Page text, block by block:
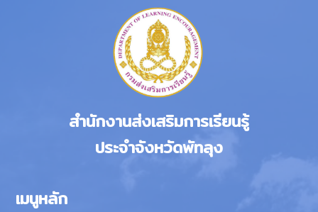
สำนักงานส่งเสริมการเรียนรู้
ประจำจังหวัดพัทลุง
เมนูหลัก